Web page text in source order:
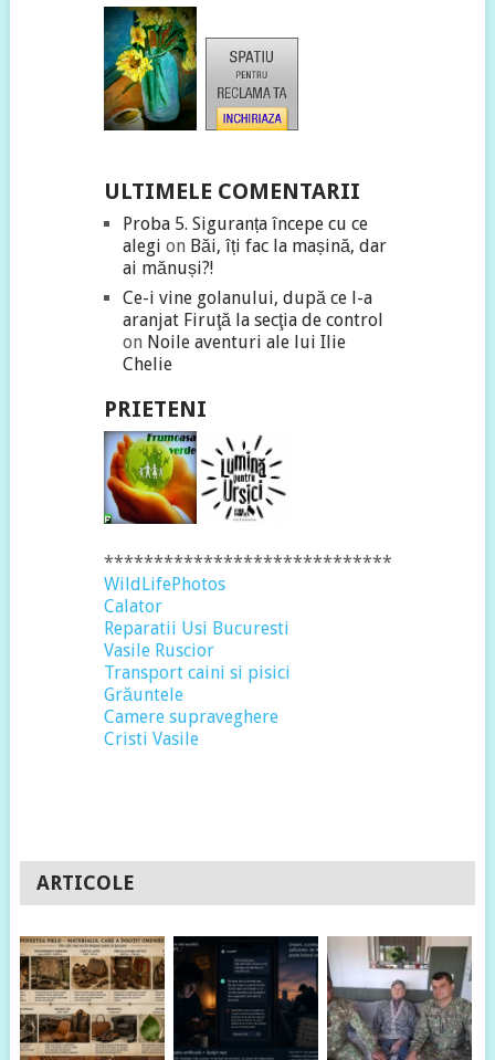
ULTIMELE COMENTARII
Proba 5. Siguranța începe cu ce
alegi on Băi, îți fac la mașină, dar
ai mănuși?!
Ce-i vine golanului, după ce l-a
aranjat Firuţă la secţia de control
on Noile aventuri ale lui Ilie
Chelie
PRIETENI
*****************************
WildLifePhotos
Calator
Reparatii Usi Bucuresti
Vasile Ruscior
Transport caini si pisici
Grăuntele
Camere supraveghere
Cristi Vasile
ARTICOLE